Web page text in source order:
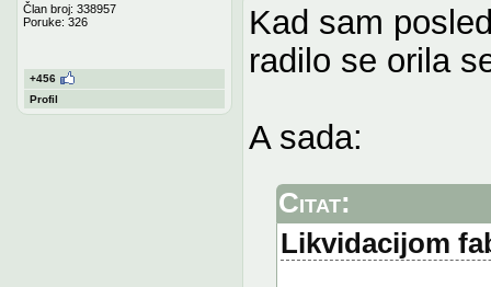
Član broj: 338957
Poruke: 326
+456
Profil
Kad sam
radilo se orila
A sada:
Citat:
Likvidacijom